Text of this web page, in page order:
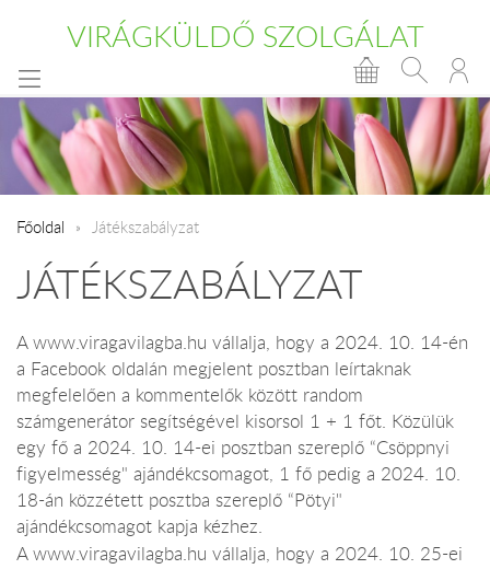
VIRÁGKÜLDŐ SZOLGÁLAT
Főoldal Játékszabályzat
JÁTÉKSZABÁLYZAT
A www.viragavilagba.hu vállalja, hogy a 2024. 10. 14-én
a Facebook oldalán megjelent posztban leírtaknak
megfelelően a kommentelők között random
számgenerátor segítségével kisorsol 1 + 1 főt. Közülük
egy fő a 2024. 10. 14-ei posztban szereplő “Csöppnyi
figyelmesség" ajándékcsomagot, 1 fő pedig a 2024. 10.
18-án közzétett posztba szereplő “Pötyi"
ajándékcsomagot kapja kézhez.
A www.viragavilagba.hu vállalja, hogy a 2024. 10. 25-ei